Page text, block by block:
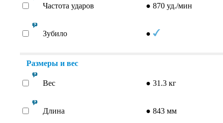
Частота ударов ● 870 уд./мин
Зубило ●
Размеры и вес
Вес ● 31.3 кг
Длина ● 843 мм